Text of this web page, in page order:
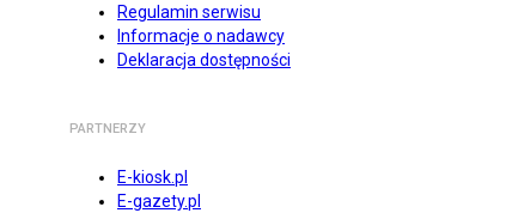
Regulamin serwisu
Informacje o nadawcy
Deklaracja dostępności
PARTNERZY
E-kiosk.pl
E-gazety.pl